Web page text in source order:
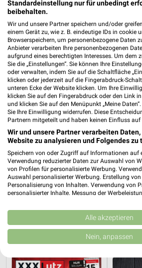
Erlbach
20 Prospekte
XXXLutz
Junges Wohnen
Gültig bis
XXXLutz
Standardeinstellung nur für unbedingt
beibehalten.
Wir und unsere Partner speichern und/oder
einem Gerät zu, wie z. B. eindeutige IDs in cookie
Browserspeichern, um personenbezogene Daten
Anbieter verarbeiten Ihre personenbezogenen
aufgrund eines berechtigten Interesses. Um dem
Sie die „Einstellungen“. Sie können Ihre
oder verwalten, indem Sie auf die Schaltfläche
klicken oder jederzeit auf die Fingerabdruck-
unteren Ecke der Website klicken. Um Ihre
klicken Sie auf den Fingerabdruck oder den Link
und klicken Sie auf den Menüpunkt „Meine
Sie Ihre Einwilligung widerrufen. Diese
Partnern mitgeteilt und haben keinen Einfluss auf
Wir und unsere Partner verarbeiten
Website zu analysieren und Folgendes zu
Speichern von oder Zugriff auf Informationen auf
Verwendung reduzierter Daten zur Auswahl von
von Profilen für personalisierte Werbung.
Auswahl personalisierter Werbung. Erstellung
Personalisierung von Inhalten. Verwendung von
personalisierter Inhalte. Messung der
Kombinationen von Daten aus verschiedenen
Verbesserung der Angebote. Verwendung
von Inhalten.
Daten können außerhalb der Europäischen Union
Website/App.
Alle akzeptieren
Nein, anpassen